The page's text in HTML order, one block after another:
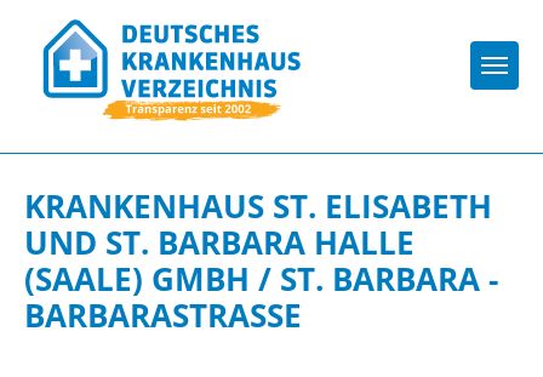
KRANKENHAUS ST. ELISABETH
UND ST. BARBARA HALLE
(SAALE) GMBH / ST. BARBARA -
BARBARASTRASSE